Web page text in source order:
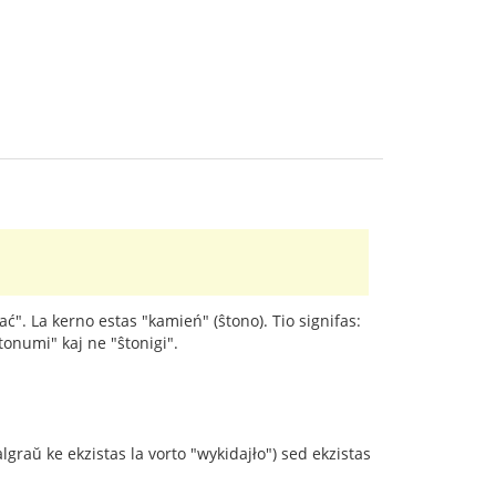
La kerno estas "kamień" (ŝtono). Tio signifas:
kaj ne "ŝtonigi".
ke ekzistas la vorto "wykidajło") sed ekzistas